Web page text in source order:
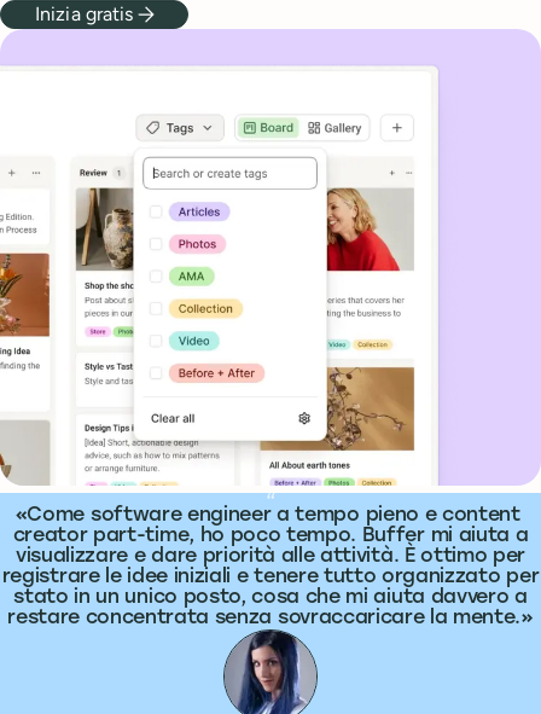
Inizia gratis
What people are saying “
Come software engineer a tempo pieno e content
creator part-time, ho poco tempo. Buffer mi aiuta a
visualizzare e dare priorità alle attività. È ottimo per
registrare le idee iniziali e tenere tutto organizzato per
stato in un unico posto, cosa che mi aiuta davvero a
restare concentrata senza sovraccaricare la mente.